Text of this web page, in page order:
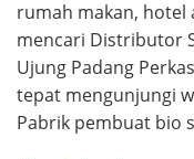
rumah makan, hotel
mencari Distributor
Ujung Padang
tepat mengunjungi
Pabrik pembuat bio